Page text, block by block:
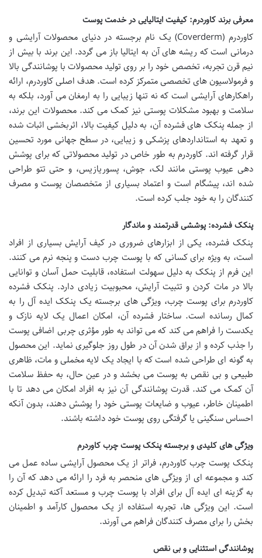
معرفی برند کاوردرم: کیفیت ایتالیایی در خدمت پوست
کاوردرم (Coverderm) یک نام برجسته در دنیای محصولات آرایشی و
درمانی است که ریشه های آن به ایتالیا باز می گردد. این برند با بیش از
نیم قرن تجربه، تخصص خود را بر روی تولید محصولات با پوشانندگی بالا
و فرمولاسیون های تخصصی متمرکز کرده است. هدف اصلی کاوردرم، ارائه
راهکارهای آرایشی است که نه تنها زیبایی را به ارمغان می آورد، بلکه به
سلامت و بهبود مشکلات پوستی نیز کمک می کند. محصولات این برند،
از جمله پنکک های فشرده آن، به دلیل کیفیت بالا، اثربخشی اثبات شده
و تعهد به استانداردهای پزشکی و زیبایی، در سطح جهانی مورد تحسین
قرار گرفته اند. کاوردرم به طور خاص در تولید محصولاتی که برای پوشش
دهی عیوب پوستی مانند لک، جوش، پسوریازیس، و حتی تتو طراحی
شده اند، پیشگام است و اعتماد بسیاری از متخصصان پوست و مصرف
کنندگان را به خود جلب کرده است.
پنکک فشرده: پوششی قدرتمند و ماندگار
پنکک فشرده، یکی از ابزارهای ضروری در کیف آرایش بسیاری از افراد
است، به ویژه برای کسانی که با پوست چرب دست و پنجه نرم می کنند.
این فرم از پنکک به دلیل سهولت استفاده، قابلیت حمل آسان و توانایی
بالا در مات کردن و تثبیت آرایش، محبوبیت زیادی دارد. پنکک فشرده
کاوردرم برای پوست چرب، ویژگی های برجسته یک پنکک ایده آل را به
کمال رسانده است. ساختار فشرده آن، امکان اعمال یک لایه نازک و
یکدست را فراهم می کند که می تواند به طور مؤثری چربی اضافی پوست
را جذب کرده و از براق شدن آن در طول روز جلوگیری نماید. این محصول
به گونه ای طراحی شده است که با ایجاد یک لایه مخملی و مات، ظاهری
طبیعی و بی نقص به پوست می بخشد و در عین حال، به حفظ سلامت
آن کمک می کند. قدرت پوشانندگی آن نیز به افراد امکان می دهد تا با
اطمینان خاطر، عیوب و ضایعات پوستی خود را پوشش دهند، بدون آنکه
احساس سنگینی یا گرفتگی روی پوست خود داشته باشند.
ویژگی های کلیدی و برجسته پنکک پوست چرب کاوردرم
پنکک پوست چرب کاوردرم، فراتر از یک محصول آرایشی ساده عمل می
کند و مجموعه ای از ویژگی های منحصر به فرد را ارائه می دهد که آن را
به گزینه ای ایده آل برای افراد با پوست چرب و مستعد آکنه تبدیل کرده
است. این ویژگی ها، تجربه استفاده از یک محصول کارآمد و اطمینان
بخش را برای مصرف کنندگان فراهم می آورند.
پوشانندگی استثنایی و بی نقص